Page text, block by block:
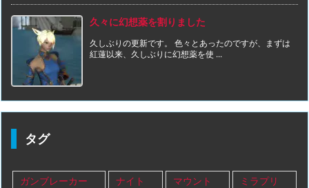
久々に幻想薬を割りました
久しぶりの更新です。 色々とあったのですが、まずは
紅蓮以来、久しぶりに幻想薬を使 ...
タグ
ガンブレーカー ナイト マウント ミラプリ